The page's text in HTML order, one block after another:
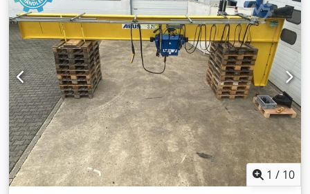
m/min. Geschwindigkeit Katzfahrwerk: 10 / 2,5 m/min.
Abstand Fahrwerksrad unten zum Lasthaken: ca. 450 mm
Kabellänge Bedienflasche: ca. 6 Meter 3 Laststränge = 1600
kg Motorleistung Haupthub: 1,9 kW Motorleistung Feinhub:
0,3 kW Motorleistung Katze bei 10 m/min.: 0,25 kW
Motorleistung Katze bei 2,5 m/min.: 0.06 kW Netzanschluß
400 Volt, 50 Hz - NOT-AUS - sehr leiser, wartungsarmer
und sicherer Betrieb - Katzfahrwerk für Doppel T-Träger,
mit 2 Fahrgeschwindigkeiten - für Doppel-T-Träger mit ca.
100 bis 200 mm Breite - TELEMECANIQE Positions-
Endschalter Typ XCR Platzbedarf L x B x H: 1100 x 700 x 600
mm Gewicht: 140 kg neuwertig - unbenutzt aus
Lagerbestand
1 / 10